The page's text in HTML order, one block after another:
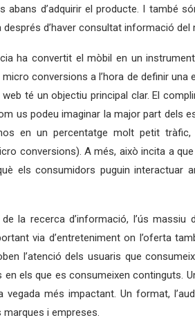
abans d’adquirir el producte. I també
d’haver consultat informació
ha convertit el mòbil en un
conversions a l’hora de definir
té un objectiu principal clar. El
us podeu imaginar la major part dels
en un percentatge molt petit
conversions). A més, això incita a
els consumidors puguin
la recerca d’informació, l’ús
via d’entreteniment on l’oferta
l’atenció dels usuaris que
en els que es consumeixen continguts.
vegada més impactant. Un format,
i empreses.